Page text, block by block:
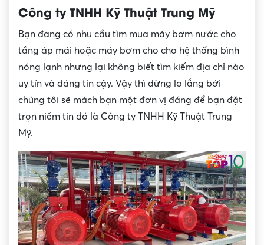
Công ty TNHH Kỹ Thuật Trung Mỹ
Bạn đang có nhu cầu tìm mua máy bơm nước cho
tầng áp mái hoặc máy bơm cho cho hệ thống bình
nóng lạnh nhưng lại không biết tìm kiếm địa chỉ nào
uy tín và đáng tin cậy. Vậy thì đừng lo lắng bởi
chúng tôi sẽ mách bạn một đơn vị đáng để bạn đặt
trọn niềm tin đó là Công ty TNHH Kỹ Thuật Trung
Mỹ.